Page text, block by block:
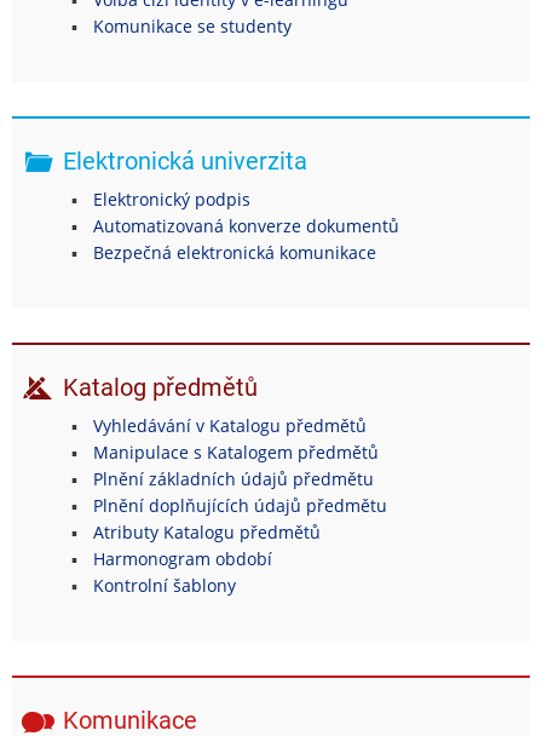
Komunikace se studenty
Elektronická univerzita
Elektronický podpis
Automatizovaná konverze dokumentů
Bezpečná elektronická komunikace
Katalog předmětů
Vyhledávání v Katalogu předmětů
Manipulace s Katalogem předmětů
Plnění základních údajů předmětu
Plnění doplňujících údajů předmětu
Atributy Katalogu předmětů
Harmonogram období
Kontrolní šablony
Komunikace